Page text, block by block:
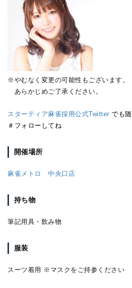
※やむなく変更の可能性もございます。
あらかじめご了承ください。
スターティア麻雀採用公式Twitter でも
＃フォローしてね
開催場所
麻雀メトロ 中央口店
持ち物
筆記用具・飲み物
服装
スーツ着用 ※マスクをご持参ください